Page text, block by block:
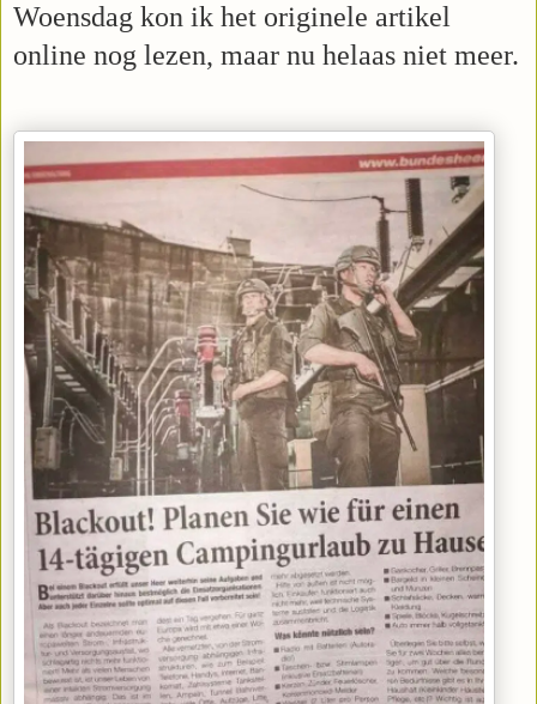
Woensdag kon ik het originele artikel
online nog lezen, maar nu helaas niet meer.